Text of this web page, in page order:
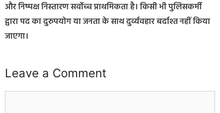
और निष्पक्ष निस्तारण सर्वोच्च प्राथमिकता है। किसी भी पुलिसकर्मी
द्वारा पद का दुरुपयोग या जनता के साथ दुर्व्यवहार बर्दाश्त नहीं किया
जाएगा।
Leave a Comment